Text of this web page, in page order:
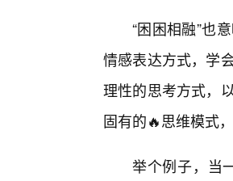
“困困相融”也
情感表达方式，学
理性的思考方式，
固有的🔥思维模式
举个例子，当